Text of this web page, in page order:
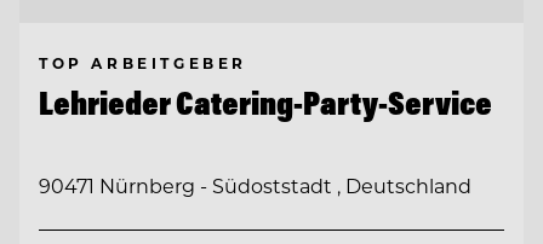
TOP ARBEITGEBER
Lehrieder Catering-Party-Service
90471 Nürnberg - Südoststadt , Deutschland